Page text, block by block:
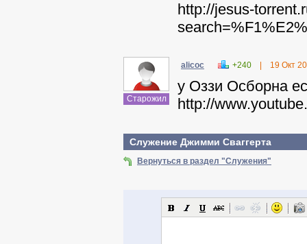
http://jesus-
Старожил
alicoc +240 19 Окт
у Оззи Осборна
http://
Служение Джимми Сваггерта
Вернуться в раздел "Служения"